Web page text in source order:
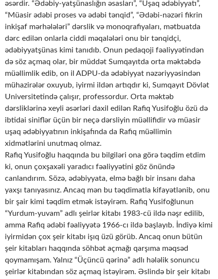
əsərdir. “Ədəbiy-yatşünaslığın əsasları”, “Uşaq ədəbiyyatı”,
“Müasir ədəbi proses və ədəbi tənqid”, “Ədəbi-nəzəri fikrin
inkişaf mərhələləri” dərslik və monoqrafiyaları, mətbuatda
dərc edilən onlarla ciddi məqalələri onu bir tənqidçi,
ədəbiyyatşünas kimi tanıdıb. Onun pedaqoji fəaliyyətindən
də söz açmaq olar, bir müddət Sumqayıtda orta məktəbdə
müəllimlik edib, on il ADPU-da ədəbiyyat nəzəriyyəsindən
mühazirələr oxuyub, iyirmi ildən artıqdır ki, Sumqayıt Dövlət
Universitetində çalışır, professordur. Orta məktəb
dərsliklərinə xeyli əsərləri daxil edilən Rafiq Yusifoğlu özü də
ibtidai siniflər üçün bir neçə dərsliyin müəllifidir və müasir
uşaq ədəbiyyatının inkişafında da Rafiq müəllimin
xidmətlərini unutmaq olmaz.
Rafiq Yusifoğlu haqqında bu bilgiləri ona görə təqdim etdim
ki, onun çoxşaxəli yaradıcı fəaliyyətini göz önündə
canlandırım. Sözə, ədəbiyyata, elmə bağlı bir insanı daha
yaxşı tanıyasınız. Ancaq mən bu təqdimatla kifayətlənib, onu
bir şair kimi təqdim etmək istəyirəm. Rafiq Yusifoğlunun
“Yurdum-yuvam” adlı şeirlər kitabı 1983-cü ildə nəşr edilib,
amma Rafiq ədəbi fəaliyyətə 1966-cı ildə başlayıb. İndiyə kimi
iyirmidən çox şeir kitabı işıq üzü görüb. Ancaq onun bütün
şeir kitabları haqqında söhbət açmağı qarşıma məqsəd
qoymamışam. Yalnız “Üçüncü qərinə” adlı hələlik sonuncu
şeirlər kitabından söz açmaq istəyirəm. Əslində bir şeir kitabı